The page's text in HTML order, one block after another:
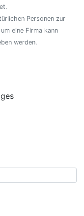
Personen zur
eine Firma kann
werden.